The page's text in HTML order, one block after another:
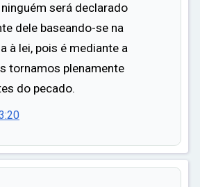
será declarado
dele baseando-se na
à lei, pois é mediante a
tornamos plenamente
do pecado.